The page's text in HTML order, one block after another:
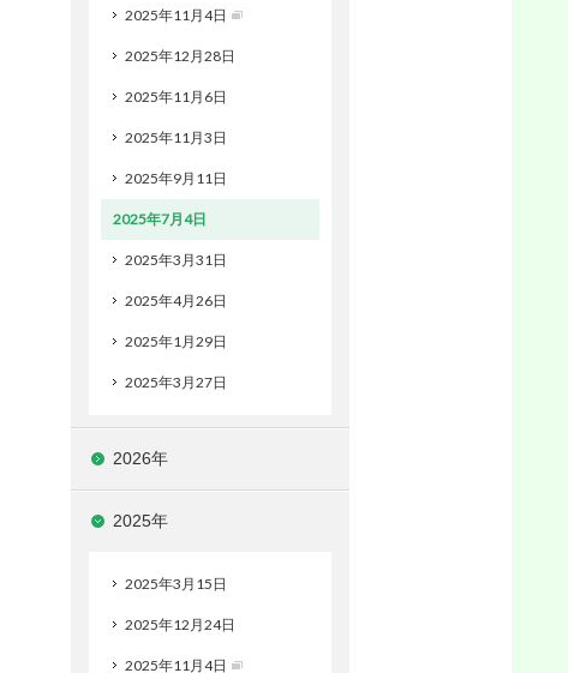
2025年11月4日
2025年12月28日
2025年11月6日
2025年11月3日
2025年9月11日
2025年7月4日
2025年3月31日
2025年4月26日
2025年1月29日
2025年3月27日
2026年
2025年
2025年3月15日
2025年12月24日
2025年11月4日